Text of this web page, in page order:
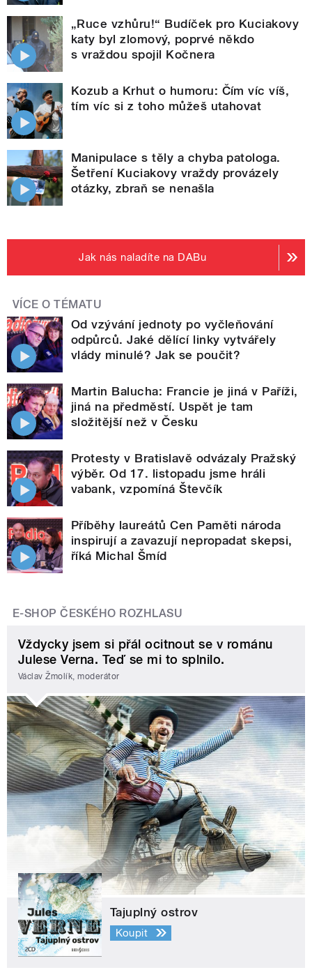
„Ruce vzhůru!“ Budíček pro Kuciakovy
katy byl zlomový, poprvé někdo
s vraždou spojil Kočnera
Kozub a Krhut o humoru: Čím víc víš,
tím víc si z toho můžeš utahovat
Manipulace s těly a chyba patologa.
Šetření Kuciakovy vraždy provázely
otázky, zbraň se nenašla
Jak nás naladíte na DABu
VÍCE O TÉMATU
Od vzývání jednoty po vyčleňování
odpůrců. Jaké dělící linky vytvářely
vlády minulé? Jak se poučit?
Martin Balucha: Francie je jiná v Paříži,
jiná na předměstí. Uspět je tam
složitější než v Česku
Protesty v Bratislavě odvázaly Pražský
výběr. Od 17. listopadu jsme hráli
vabank, vzpomíná Števčík
Příběhy laureátů Cen Paměti národa
inspirují a zavazují nepropadat skepsi,
říká Michal Šmíd
E-SHOP ČESKÉHO ROZHLASU
Vždycky jsem si přál ocitnout se v románu
Julese Verna. Teď se mi to splnilo.
Václav Žmolík, moderátor
Tajuplný ostrov
Koupit